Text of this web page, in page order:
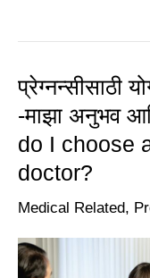
प्रेग्नन्सीसाठी
-माझा अनुभव
do I choose
doctor?
Medical Related,
प्रेग्नन्सीसाठी
योग्य
डॉक्टर
कसे
निवडाल?
-माझा
अनुभव